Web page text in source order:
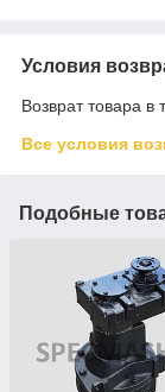
Условия
Возврат товара в
Все условия
Подобные